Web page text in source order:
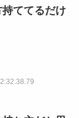
ててるだけ